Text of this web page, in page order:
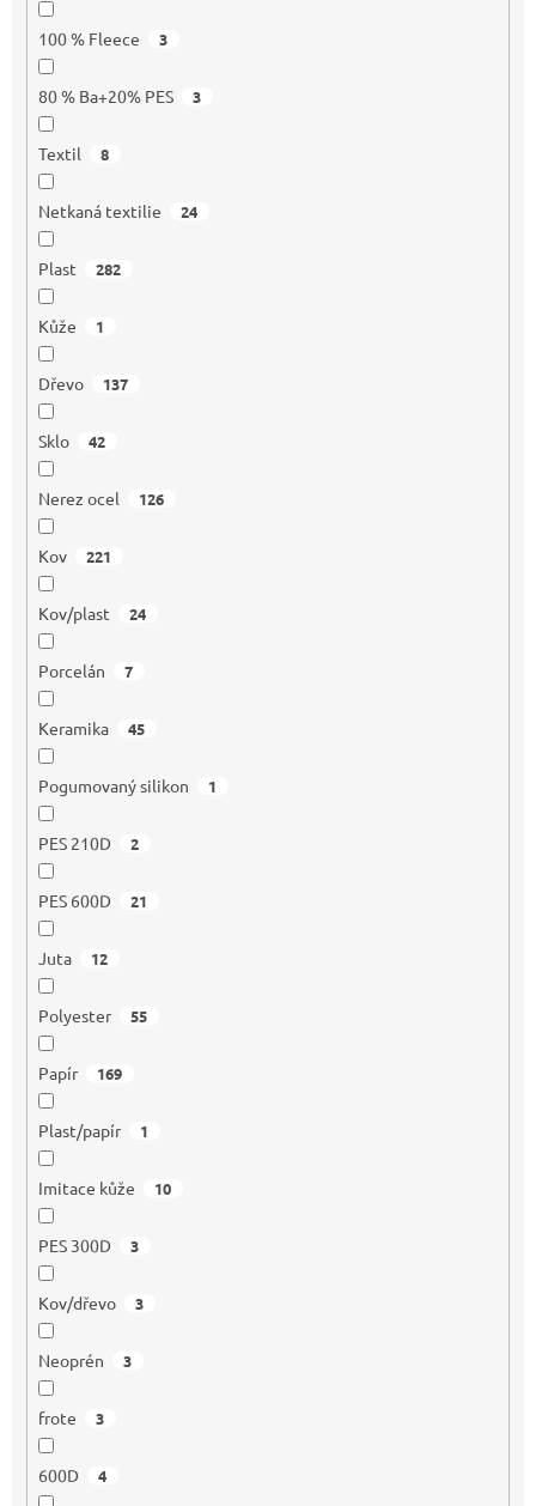
100 % Fleece 3
80 % Ba+20% PES 3
Textil 8
Netkaná textilie 24
Plast 282
Kůže 1
Dřevo 137
Sklo 42
Nerez ocel 126
Kov 221
Kov/plast 24
Porcelán 7
Keramika 45
Pogumovaný silikon 1
PES 210D 2
PES 600D 21
Juta 12
Polyester 55
Papír 169
Plast/papír 1
Imitace kůže 10
PES 300D 3
Kov/dřevo 3
Neoprén 3
frote 3
600D 4